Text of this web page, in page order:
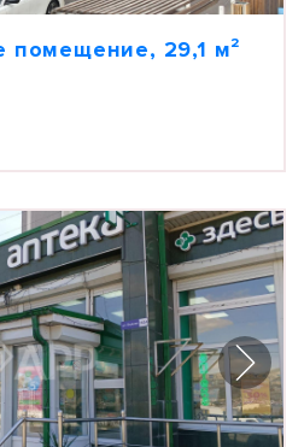
помещение, 29,1 м²